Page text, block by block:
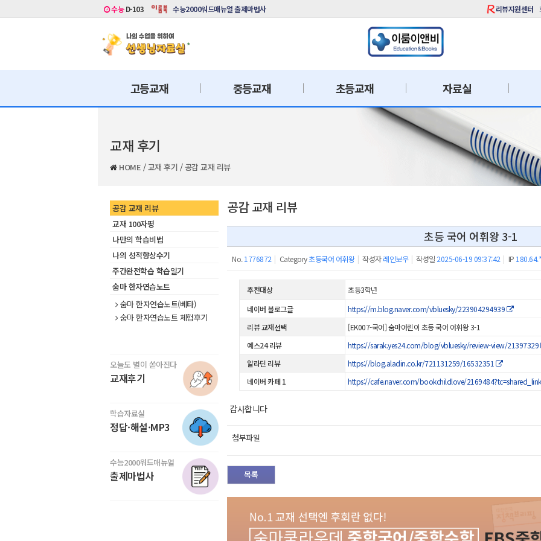
수능D-103 수능2000워드매뉴얼 출제마법사 리뷰지원센터
고등교재 중등교재 초등교재 자료실
교재 후기
HOME /교재 후기 /공감 교재 리뷰
공감 교재 리뷰
교재 100자평
나만의 학습비법
나의 성적향상수기
주간완전학습 학습일기
숨마 한자연습노트
숨마 한자연습노트(베타)
숨마 한자연습노트 체험후기
오늘도 별이 쏟아진다
교재후기
학습자료실
정답·해설·MP3
수능2000워드매뉴얼
출제마법사
공감 교재 리뷰
초등 국어 어휘왕 3-1
No. 1776872 | Category초등국어 어휘왕 | 작성자 레인보우 | 작성일 2025-06-19 09:37:42 | IP
추천대상
초등3학년
네이버 블로그글
https://m.blog.naver.com/vbluesky/223904294939
리뷰 교재선택
[EK007-국어] 숨마어린이 초등 국어 어휘왕 3-1
예스24 리뷰
https://sarak.yes24.com/blog/vbluesky/review-view/21397329
알라딘 리뷰
https://blog.aladin.co.kr/721131259/16532351
네이버 카페 1
https://cafe.naver.com/bookchildlove/
감사합니다
첨부파일
목록